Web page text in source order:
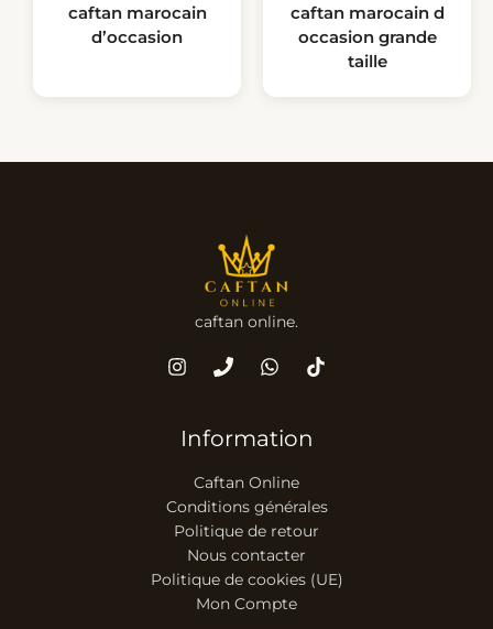
caftan marocain
d’occasion
caftan marocain d
occasion grande
taille
caftan online.
Information
Caftan Online
Conditions générales
Politique de retour
Nous contacter
Politique de cookies (UE)
Mon Compte